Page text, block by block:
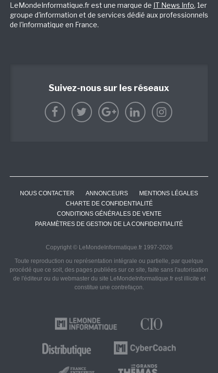
LeMondeInformatique.fr est une marque de IT News Info, 1er
groupe d'information et de services dédié aux professionnels
de l'informatique en France.
Suivez-nous sur les réseaux
NOUS CONTACTER ANNONCEURS
MENTIONS LÉGALES
CHARTE DE CONFIDENTIALITÉ
CONDITIONS GÉNÉRALES DE VENTE
PARAMÈTRES DE GESTION DE LA CONFIDENTIALITÉ
Copyright © LeMondeInformatique.fr 1997-2026
Toute reproduction ou représentation intégrale ou partielle, par quelque
procédé que ce soit, des pages publiées sur ce site, faite sans l'autorisation
de l'éditeur ou du webmaster du site LeMondeInformatique.fr est illicite et
constitue une contrefaçon.